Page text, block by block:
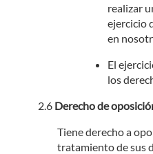
realizar
ejercicio
en
El
los
Derecho de
Tiene derecho a
tratamiento de sus